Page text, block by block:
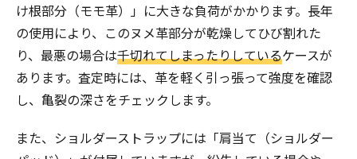
け根部分（モモ革）」に大きな負荷がかかります。長年
の使用により、このヌメ革部分が乾燥してひび割れた
り、最悪の場合は千切れてしまったりしているケースが
あります。査定時には、革を軽く引っ張って強度を確認
し、亀裂の深さをチェックします。
また、ショルダーストラップには「肩当て（ショルダー